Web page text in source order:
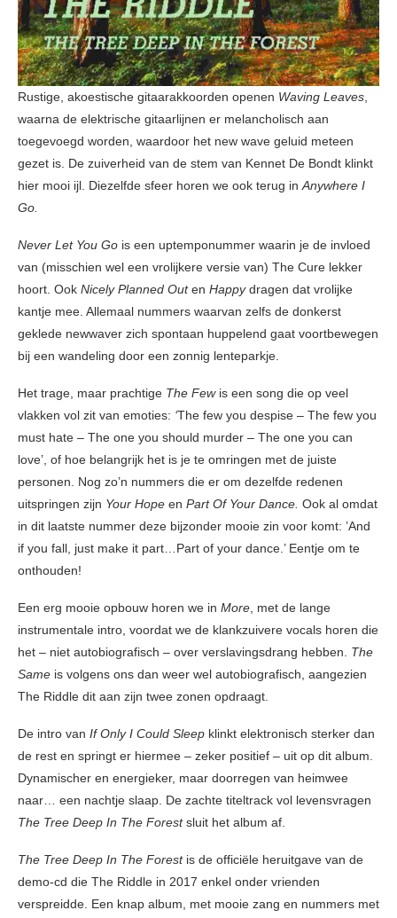
Rustige, akoestische gitaarakkoorden openen Waving Leaves,
waarna de elektrische gitaarlijnen er melancholisch aan
toegevoegd worden, waardoor het new wave geluid meteen
gezet is. De zuiverheid van de stem van Kennet De Bondt klinkt
hier mooi ijl. Diezelfde sfeer horen we ook terug inAnywhere I
Go.
Never Let You Go is een uptemponummer waarin je de invloed
van (misschien wel een vrolijkere versie van) The Cure lekker
hoort. Ook Nicely Planned Outen Happydragen dat vrolijke
kantje mee. Allemaal nummers waarvan zelfs de donkerst
geklede newwaver zich spontaan huppelend gaat voortbewegen
bij een wandeling door een zonnig lenteparkje.
Het trage, maar prachtige The Fewis een song die op veel
vlakken vol zit van emoties: ‘The few you despise – The few you
must hate – The one you should murder – The one you can
love’, of hoe belangrijk het is je te omringen met de juiste
personen. Nog zo’n nummers die er om dezelfde redenen
uitspringen zijn Your Hope en Part Of Your Dance. Ook al omdat
in dit laatste nummer deze bijzonder mooie zin voor komt: ’And
if you fall, just make it part…Part of your dance.’ Eentje om te
onthouden!
Een erg mooie opbouw horen we in More, met de lange
instrumentale intro, voordat we de klankzuivere vocals horen die
het – niet autobiografisch – over verslavingsdrang hebben. The
Same is volgens ons dan weer wel autobiografisch, aangezien
The Riddle dit aan zijn twee zonen opdraagt.
De intro van If Only I Could Sleep klinkt elektronisch sterker dan
de rest en springt er hiermee – zeker positief – uit op dit album.
Dynamischer en energieker, maar doorregen van heimwee
naar… een nachtje slaap. De zachte titeltrack vol levensvragen
The Tree Deep In The Forestsluit het album af.
The Tree Deep In The Forestis de officiële heruitgave van de
demo-cd die The Riddle in 2017 enkel onder vrienden
verspreidde. Een knap album, met mooie zang en nummers met